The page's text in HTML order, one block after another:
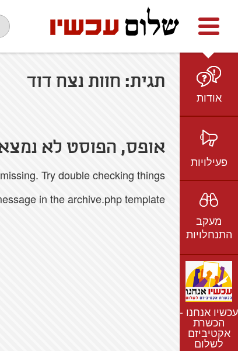
Facebookyoutube twitter
אודות
הצוות
חזון ועמדות
אמיל גרינצווייג
שקיפות
פעילויות
ברשת
בתקשורת
וידאו
מעקב
התנחלויות
נתונים
חדשות
נושאים
רשימת התנחלויות
מפת התנחלויות
עכשיו אנחנו -
הכשרת
אקטיביזם
לשלום
תגית: חוות נצח דוד
אופס, הפוסט לא
Try double checking things.
in the archive.php template.